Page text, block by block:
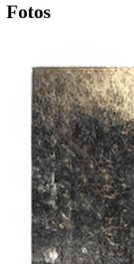
Fotos